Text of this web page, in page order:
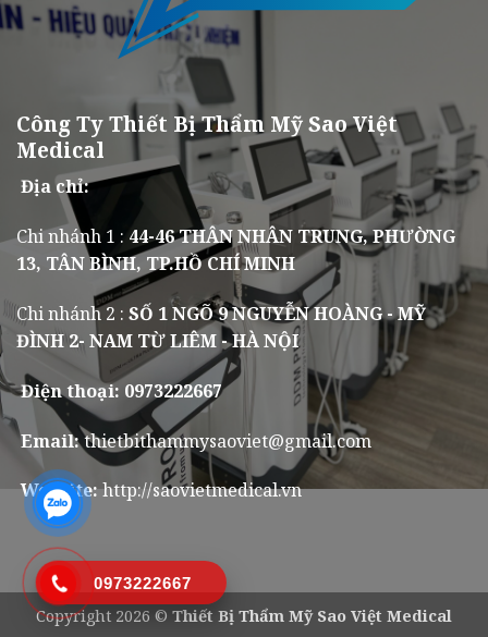
Công Ty Thiết Bị Thẩm Mỹ Sao Việt
Medical
Địa chỉ:
Chi nhánh 1 : 44-46 THÂN NHÂN TRUNG, PHƯỜNG
13, TÂN BÌNH, TP.HỒ CHÍ MINH
Chi nhánh 2 : SỐ 1 NGÕ 9 NGUYỄN HOÀNG - MỸ
ĐÌNH 2- NAM TỪ LIÊM - HÀ NỘI
Điện thoại: 0973222667
Email:thietbithammysaoviet@gmail.com
Website:http://saovietmedical.vn
Copyright 2026 © Thiết Bị Thẩm Mỹ Sao Việt Medical
0973222667